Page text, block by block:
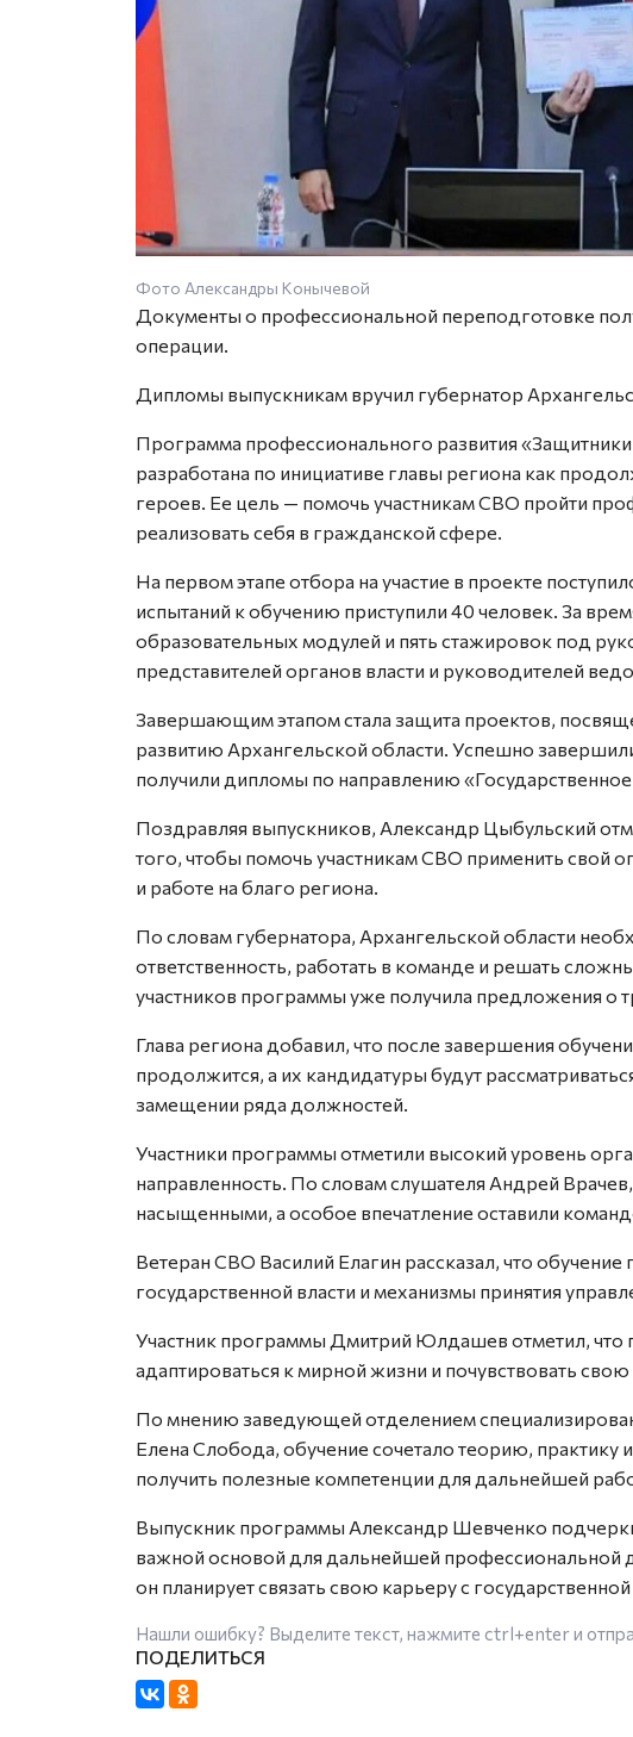
Фото Александры Конычевой
Документы о профессиональной переподготовке
операции.
Дипломы выпускникам вручил губернатор
Программа профессионального развития
разработана по инициативе главы региона как
героев. Ее цель — помочь участникам СВО пройти
реализовать себя в гражданской сфере.
На первом этапе отбора на участие в проекте
испытаний к обучению приступили 40 человек. За
образовательных модулей и пять стажировок под
представителей органов власти и руководителей
Завершающим этапом стала защита проектов,
развитию Архангельской области. Успешно
получили дипломы по направлению
Поздравляя выпускников, Александр Цыбульский
того, чтобы помочь участникам СВО применить свой
и работе на благо региона.
По словам губернатора, Архангельской области
ответственность, работать в команде и решать
участников программы уже получила предложения о
Глава региона добавил, что после завершения
продолжится, а их кандидатуры будут
замещении ряда должностей.
Участники программы отметили высокий уровень
направленность. По словам слушателя Андрей
насыщенными, а особое впечатление оставили
Ветеран СВО Василий Елагин рассказал, что
государственной власти и механизмы принятия
Участник программы Дмитрий Юлдашев отметил,
адаптироваться к мирной жизни и почувствовать свою
По мнению заведующей отделением
Елена Слобода, обучение сочетало теорию, практику
получить полезные компетенции для дальнейшей
Выпускник программы Александр Шевченко
важной основой для дальнейшей профессиональной
он планирует связать свою карьеру с
Нашли ошибку? Выделите текст, нажмите ctrl+enterи